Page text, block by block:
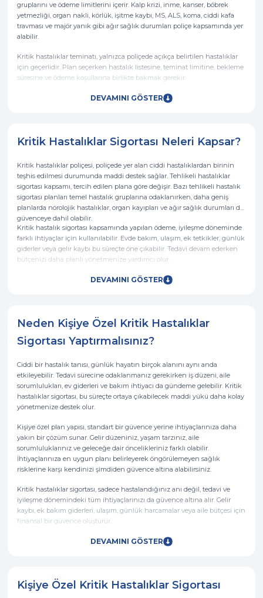
gruplarını ve ödeme limitlerini içerir. Kalp krizi, inme, kanser, böbrek
yetmezliği, organ nakli, körlük, işitme kaybı, MS, ALS, koma, ciddi kafa
travması ve majör yanık gibi ağır sağlık durumları poliçe kapsamında yer
alabilir.
Kritik hastalıklar teminatı, yalnızca poliçede açıkça belirtilen hastalıklar
için geçerlidir. Plan seçerken hastalık listesine, teminat limitine, bekleme
süresine ve ödeme koşullarına birlikte bakmak gerekir.
DEVAMINI GÖSTER
Kritik Hastalıklar Sigortası Neleri Kapsar?
Kritik hastalıklar poliçesi, poliçede yer alan ciddi hastalıklardan birinin
teşhis edilmesi durumunda maddi destek sağlar. Tehlikeli hastalıklar
sigortası kapsamı, tercih edilen plana göre değişir. Bazı tehlikeli hastalık
sigortası planları temel hastalık gruplarına odaklanırken, daha geniş
planlarda nörolojik hastalıklar, organ kayıpları ve ağır sağlık durumları da
güvenceye dahil olabilir.
Kritik hastalık sigortası kapsamında yapılan ödeme, iyileşme döneminde
farklı ihtiyaçlar için kullanılabilir. Evde bakım, ulaşım, ek tetkikler, günlük
giderler veya gelir kaybı bu süreçte öne çıkabilir. Tedavi devam ederken
bütçenizi daha planlı yönetmenize yardımcı olur.
DEVAMINI GÖSTER
Neden Kişiye Özel Kritik Hastalıklar
Sigortası Yaptırmalısınız?
Ciddi bir hastalık tanısı, günlük hayatın birçok alanını aynı anda
etkileyebilir. Tedavi sürecine odaklanmanız gerekirken iş düzeni, aile
sorumlulukları, ev giderleri ve bakım ihtiyacı da gündeme gelebilir. Kritik
hastalıklar sigortası, bu süreçte ortaya çıkabilecek maddi yükü daha kolay
yönetmenize destek olur.
Kişiye özel plan yapısı, standart bir güvence yerine ihtiyaçlarınıza daha
yakın bir çözüm sunar. Gelir düzeniniz, yaşam tarzınız, aile
sorumluluklarınız ve geleceğe dair öncelikleriniz farklı olabilir.
İhtiyaçlarınıza en uygun planı belirleyerek öngörülemeyen sağlık
risklerine karşı kendinizi şimdiden güvence altına alabilirsiniz.
Kritik hastalıklar sigortası, sadece hastalandığınız anı değil, tedavi ve
iyileşme dönemindeki tüm ihtiyaçlarınızı da güvence altına alır. Gelir
kaybı, ek bakım giderleri, ulaşım, günlük harcamalar veya aile bütçesi için
finansal bir güvence oluşturur.
DEVAMINI GÖSTER
Kişiye Özel Kritik Hastalıklar Sigortası